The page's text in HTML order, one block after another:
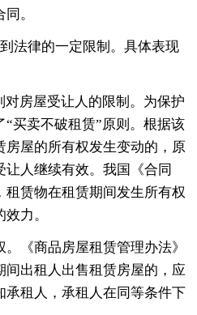
。
法律的一定限制。具体表现
房屋受让人的限制。为保护
买卖不破租赁”原则。根据该
房屋的所有权发生变动的，原
人继续有效。我国《合同
赁物在租赁期间发生所有权
力。
《商品房屋租赁管理办法》
间出租人出售租赁房屋的，应
承租人，承租人在同等条件下